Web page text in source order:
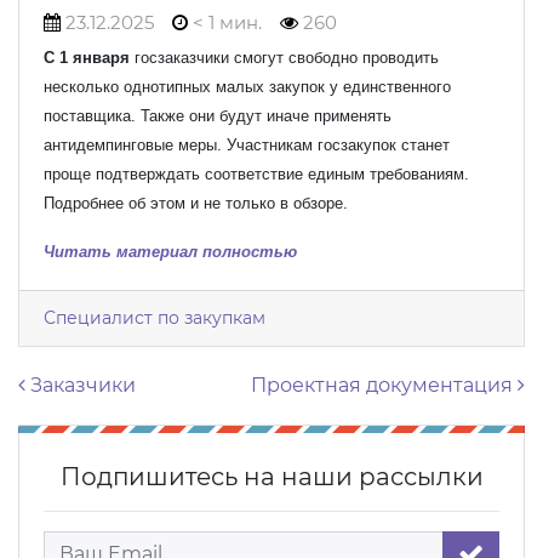
23.12.2025 < 1 мин. 260
С 1 января госзаказчики смогут свободно проводить
несколько однотипных малых закупок у единственного
поставщика. Также они будут иначе применять
антидемпинговые меры. Участникам госзакупок станет
проще подтверждать соответствие единым требованиям.
Подробнее об этом и не только в обзоре.
Читать материал полностью
Специалист по закупкам
Навигация по записям
Заказчики Проектная документация
Подпишитесь на наши рассылки